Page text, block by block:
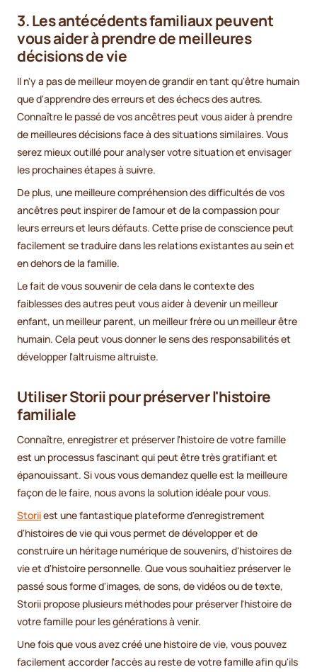
3. Les antécédents familiaux peuvent
vous aider à prendre de meilleures
décisions de vie
Il n'y a pas de meilleur moyen de grandir en tant qu'être humain
que d'apprendre des erreurs et des échecs des autres.
Connaître le passé de vos ancêtres peut vous aider à prendre
de meilleures décisions face à des situations similaires. Vous
serez mieux outillé pour analyser votre situation et envisager
les prochaines étapes à suivre.
De plus, une meilleure compréhension des difficultés de vos
ancêtres peut inspirer de l'amour et de la compassion pour
leurs erreurs et leurs défauts. Cette prise de conscience peut
facilement se traduire dans les relations existantes au sein et
en dehors de la famille.
Le fait de vous souvenir de cela dans le contexte des
faiblesses des autres peut vous aider à devenir un meilleur
enfant, un meilleur parent, un meilleur frère ou un meilleur être
humain. Cela peut vous donner le sens des responsabilités et
développer l'altruisme altruiste.
Utiliser Storii pour préserver l'histoire
familiale
Connaître, enregistrer et préserver l'histoire de votre famille
est un processus fascinant qui peut être très gratifiant et
épanouissant. Si vous vous demandez quelle est la meilleure
façon de le faire, nous avons la solution idéale pour vous.
Storiiest une fantastique plateforme d'enregistrement
d'histoires de vie qui vous permet de développer et de
construire un héritage numérique de souvenirs, d'histoires de
vie et d'histoire personnelle. Que vous souhaitiez préserver le
passé sous forme d'images, de sons, de vidéos ou de texte,
Storii propose plusieurs méthodes pour préserver l'histoire de
votre famille pour les générations à venir.
Une fois que vous avez créé une histoire de vie, vous pouvez
facilement accorder l'accès au reste de votre famille afin qu'ils